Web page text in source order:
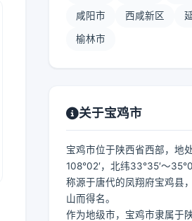
咸阳市 西咸新区
榆林市
关于宝鸡市
宝鸡市位于陕西省西部，地
108°02′，北纬33°35′～
称源于唐代的凤翔府宝鸡县
山而得名。
作为地级市，宝鸡市隶属于